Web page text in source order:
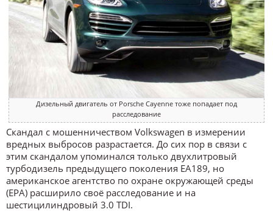
Дизельный двигатель от Porsche Cayenne тоже попадает под
расследование
Скандал с мошенничеством Volkswagen в измерении
вредных выбросов разрастается. До сих пор в связи с
этим скандалом упоминался только двухлитровый
турбодизель предыдущего поколения EA189, но
американское агентство по охране окружающей среды
(EPA) расширило своё расследование и на
шестицилиндровый 3.0 TDI.